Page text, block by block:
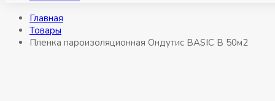
Главная
Товары
Пленка пароизоляционная Ондутис BASIC B 50м2